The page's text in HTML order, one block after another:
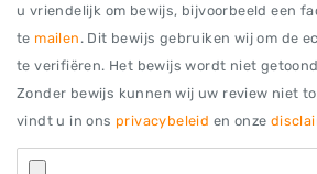
u vriendelijk om bewijs, bijvoorbeeld een
te mailen . Dit bewijs gebruiken wij om de
te verifiëren. Het bewijs wordt niet
Zonder bewijs kunnen wij uw review niet
vindt u in ons privacybeleid en onze